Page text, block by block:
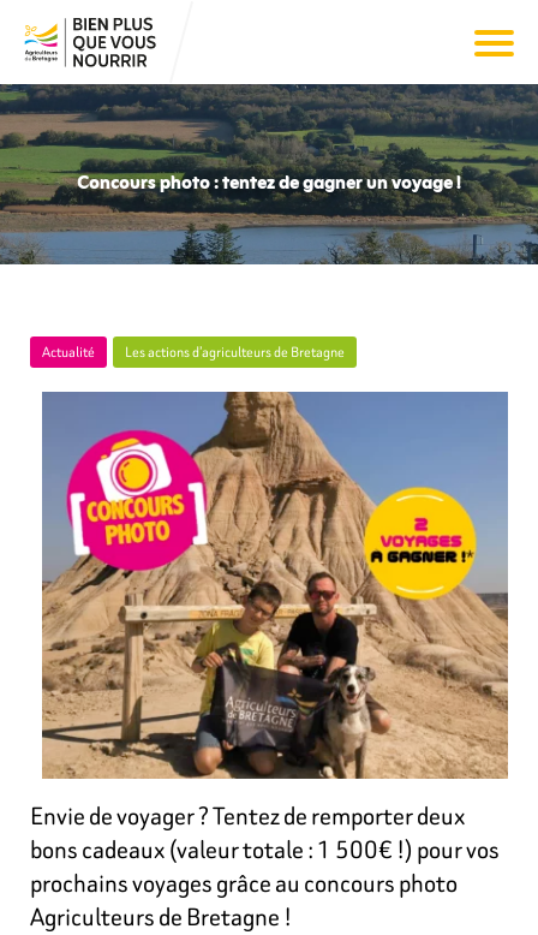
Concours photo : tentez de gagner un voyage !
Actualité Les actions d’agriculteurs de Bretagne
Envie de voyager ? Tentez de remporter deux
bons cadeaux (valeur totale : 1 500€ !) pour vos
prochains voyages grâce au concours photo
Agriculteurs de Bretagne !